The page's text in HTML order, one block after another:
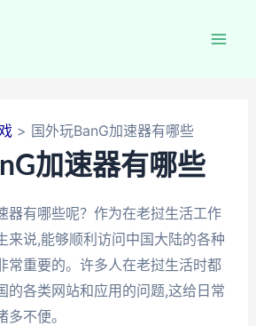
国外玩BanG加速器有哪些
加速器有哪些
器有哪些呢？作为在老挝生活工作
来说,能够顺利访问中国大陆的各种
常重要的。许多人在老挝生活时都
的各类网站和应用的问题,这给日常
不便。